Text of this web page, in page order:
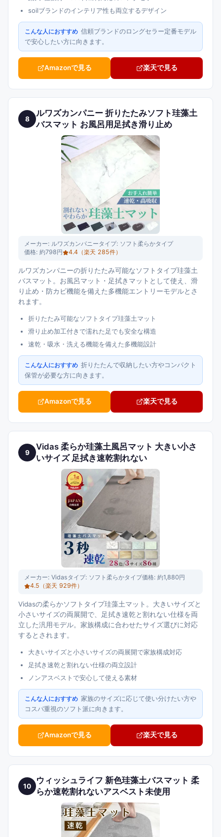
soilブランドのインテリア性も両立するデザイン
こんな人におすすめ 信頼ブランドのロングセラー定番モデル
で安心したい方に向きます。
Amazonで見る 楽天で見る
8
ルワズカンパニー 折りたたみソフト珪藻土
バスマット お風呂用足拭き滑り止め
メーカー: ルワズカンパニータイプ: ソフト柔らかタイプ
価格: 約798円 4.4 （楽天 285件）
ルワズカンパニーの折りたたみ可能なソフトタイプ珪藻土
バスマット。お風呂マット・足拭きマットとして使え、滑
り止め・防カビ機能を備えた多機能エントリーモデルとさ
れます。
折りたたみ可能なソフトタイプ珪藻土マット
滑り止め加工付きで濡れた足でも安全な構造
速乾・吸水・洗える機能を備えた多機能設計
こんな人におすすめ 折りたたんで収納したい方やコンパクト
保管が必要な方に向きます。
Amazonで見る 楽天で見る
9
Vidas 柔らか珪藻土風呂マット 大きい小さ
いサイズ 足拭き速乾割れない
メーカー: Vidasタイプ: ソフト柔らかタイプ価格: 約1,880円
4.5 （楽天 929件）
Vidasの柔らかソフトタイプ珪藻土マット。大きいサイズと
小さいサイズの両展開で、足拭き速乾と割れない仕様を両
立した汎用モデル。家族構成に合わせたサイズ選びに対応
するとされます。
大きいサイズと小さいサイズの両展開で家族構成対応
足拭き速乾と割れない仕様の両立設計
ノンアスベストで安心して使える素材
こんな人におすすめ 家族のサイズに応じて使い分けたい方や
コスパ重視のソフト派に向きます。
Amazonで見る 楽天で見る
10
ウィッシュライフ 新色珪藻土バスマット 柔
らか速乾割れないアスベスト未使用